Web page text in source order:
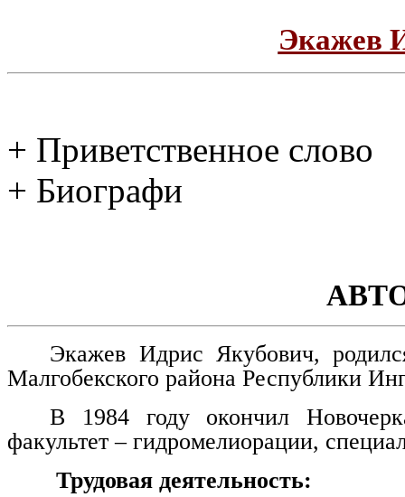
Экажев
+ Приветственное слово
+ Биографи
Экажев Идрис Якубович,
Малгобекского района Республики
В 1984 году окончил
факультет – гидромелиорации,
Трудовая деятельность: